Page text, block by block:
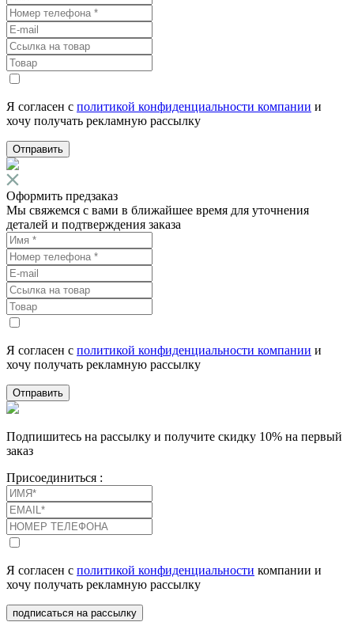
Я согласен с политикой конфиденциальности компании и
хочу получать рекламную рассылку
Отправить
Оформить предзаказ
Мы свяжемся с вами в ближайшее время для уточнения
деталей и подтверждения заказа
Я согласен с политикой конфиденциальности компании и
хочу получать рекламную рассылку
Отправить
Подпишитесь на рассылку и получите скидку 10% на первый
заказ
Присоединиться :
Я согласен с политикой конфиденциальности компании и
хочу получать рекламную рассылку
подписаться на рассылку